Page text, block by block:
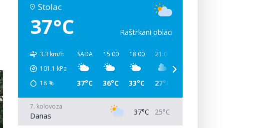
Stolac
37°C Raštrkani oblaci
3.3 km/h
101.1 kPa
18 %
SADA
37°C
15:00
36°C
18:00
33°C
21:00
27°C
7. kolovoza
Danas 37°C 25°C